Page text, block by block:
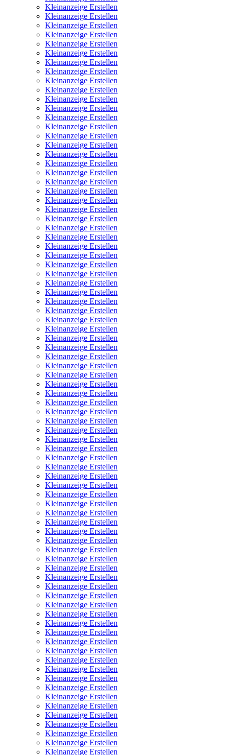
Kleinanzeige Erstellen
Kleinanzeige Erstellen
Kleinanzeige Erstellen
Kleinanzeige Erstellen
Kleinanzeige Erstellen
Kleinanzeige Erstellen
Kleinanzeige Erstellen
Kleinanzeige Erstellen
Kleinanzeige Erstellen
Kleinanzeige Erstellen
Kleinanzeige Erstellen
Kleinanzeige Erstellen
Kleinanzeige Erstellen
Kleinanzeige Erstellen
Kleinanzeige Erstellen
Kleinanzeige Erstellen
Kleinanzeige Erstellen
Kleinanzeige Erstellen
Kleinanzeige Erstellen
Kleinanzeige Erstellen
Kleinanzeige Erstellen
Kleinanzeige Erstellen
Kleinanzeige Erstellen
Kleinanzeige Erstellen
Kleinanzeige Erstellen
Kleinanzeige Erstellen
Kleinanzeige Erstellen
Kleinanzeige Erstellen
Kleinanzeige Erstellen
Kleinanzeige Erstellen
Kleinanzeige Erstellen
Kleinanzeige Erstellen
Kleinanzeige Erstellen
Kleinanzeige Erstellen
Kleinanzeige Erstellen
Kleinanzeige Erstellen
Kleinanzeige Erstellen
Kleinanzeige Erstellen
Kleinanzeige Erstellen
Kleinanzeige Erstellen
Kleinanzeige Erstellen
Kleinanzeige Erstellen
Kleinanzeige Erstellen
Kleinanzeige Erstellen
Kleinanzeige Erstellen
Kleinanzeige Erstellen
Kleinanzeige Erstellen
Kleinanzeige Erstellen
Kleinanzeige Erstellen
Kleinanzeige Erstellen
Kleinanzeige Erstellen
Kleinanzeige Erstellen
Kleinanzeige Erstellen
Kleinanzeige Erstellen
Kleinanzeige Erstellen
Kleinanzeige Erstellen
Kleinanzeige Erstellen
Kleinanzeige Erstellen
Kleinanzeige Erstellen
Kleinanzeige Erstellen
Kleinanzeige Erstellen
Kleinanzeige Erstellen
Kleinanzeige Erstellen
Kleinanzeige Erstellen
Kleinanzeige Erstellen
Kleinanzeige Erstellen
Kleinanzeige Erstellen
Kleinanzeige Erstellen
Kleinanzeige Erstellen
Kleinanzeige Erstellen
Kleinanzeige Erstellen
Kleinanzeige Erstellen
Kleinanzeige Erstellen
Kleinanzeige Erstellen
Kleinanzeige Erstellen
Kleinanzeige Erstellen
Kleinanzeige Erstellen
Kleinanzeige Erstellen
Kleinanzeige Erstellen
Kleinanzeige Erstellen
Kleinanzeige Erstellen
Kleinanzeige Erstellen